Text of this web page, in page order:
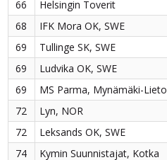
66
Helsingin Toverit
68
IFK Mora OK, SWE
69
Tullinge SK, SWE
69
Ludvika OK, SWE
69
MS Parma, Mynämäki-Lieto
72
Lyn, NOR
72
Leksands OK, SWE
74
Kymin Suunnistajat, Kotka